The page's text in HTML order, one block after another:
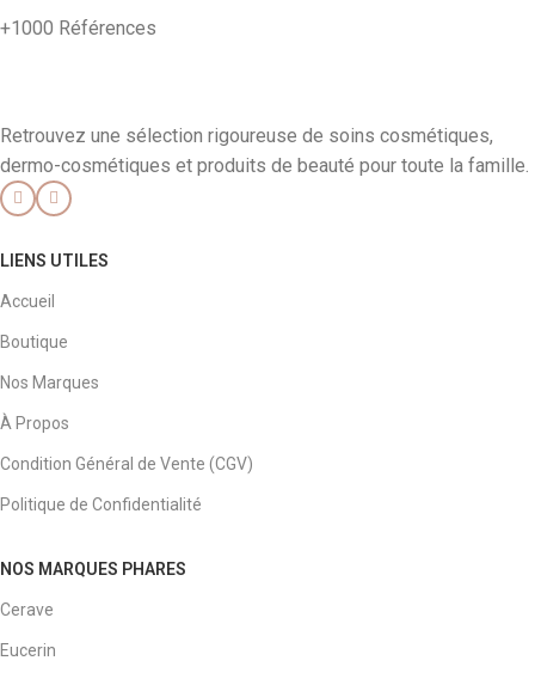
+1000 Références
Retrouvez une sélection rigoureuse de soins cosmétiques,
dermo-cosmétiques et produits de beauté pour toute la famille.
LIENS UTILES
Accueil
Boutique
Nos Marques
À Propos
Condition Général de Vente (CGV)
Politique de Confidentialité
NOS MARQUES PHARES
Cerave
Eucerin